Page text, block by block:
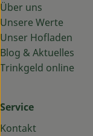
Über uns
Unsere Werte
Unser Hofladen
Blog & Aktuelles
Trinkgeld online
Service
Kontakt